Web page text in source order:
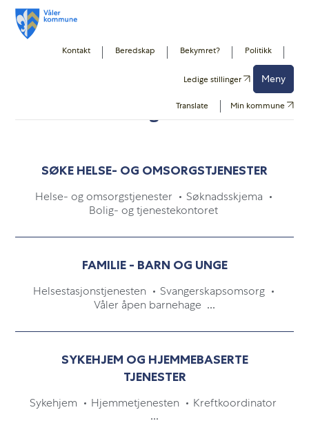
Kontakt Beredskap Bekymret? Politikk
Ledige stillinger Meny
Translate Min kommune
Helse og velferd
SØKE HELSE- OG OMSORGSTJENESTER
Helse- og omsorgstjenester
Søknadsskjema
Bolig- og tjenestekontoret
FAMILIE - BARN OG UNGE
Helsestasjonstjenesten
Svangerskapsomsorg
Våler åpen barnehage ...
SYKEHJEM OG HJEMMEBASERTE
TJENESTER
Sykehjem Hjemmetjenesten Kreftkoordinator
...